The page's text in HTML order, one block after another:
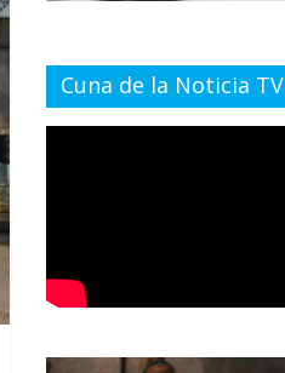
Cuna de la Noticia TV